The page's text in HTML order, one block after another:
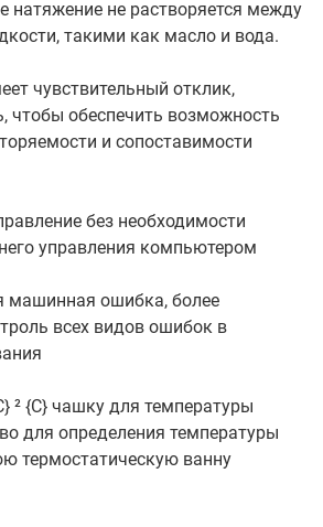
не растворяется между
такими как масло и вода.
чувствительный отклик,
чтобы обеспечить возможность
и сопоставимости
без необходимости
управления компьютером
машинная ошибка, более
всех видов ошибок в
² {C}чашку для температуры
для определения температуры
термостатическую ванну